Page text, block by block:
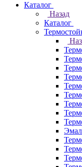
Каталог
Назад
Каталог